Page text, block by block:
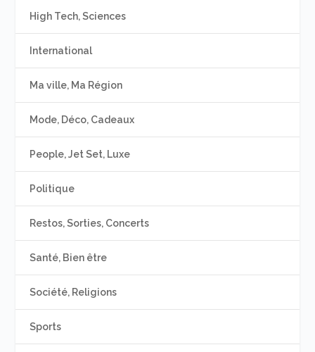
High Tech, Sciences
International
Ma ville, Ma Région
Mode, Déco, Cadeaux
People, Jet Set, Luxe
Politique
Restos, Sorties, Concerts
Santé, Bien être
Société, Religions
Sports